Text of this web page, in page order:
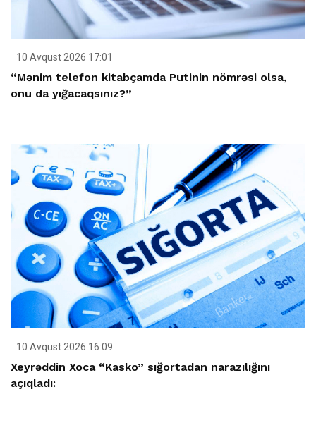
10 Avqust 2026 17:01
“Mənim telefon kitabçamda Putinin nömrəsi olsa,
onu da yığacaqsınız?”
10 Avqust 2026 16:09
Xeyrəddin Xoca “Kasko” sığortadan narazılığını
açıqladı: